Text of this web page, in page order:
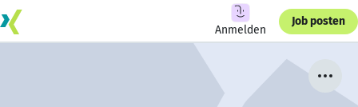
Anmelden
Job posten